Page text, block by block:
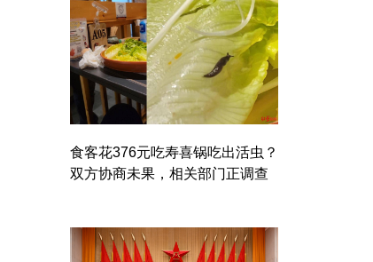
食客花376元吃寿喜锅吃出活虫？
双方协商未果，相关部门正调查